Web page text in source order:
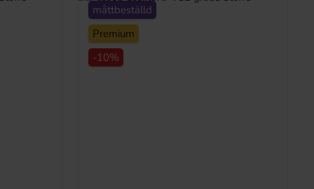
måttbeställd
Premium
-10%